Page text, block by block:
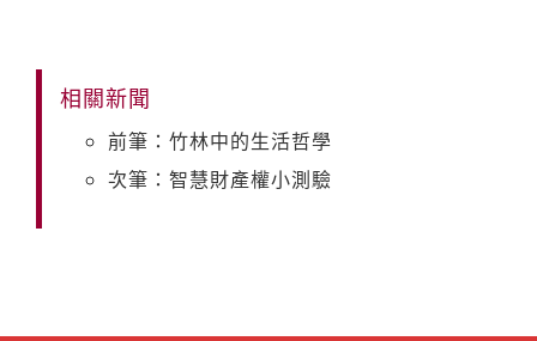
相關新聞
前筆：竹林中的生活哲學
次筆：智慧財產權小測驗